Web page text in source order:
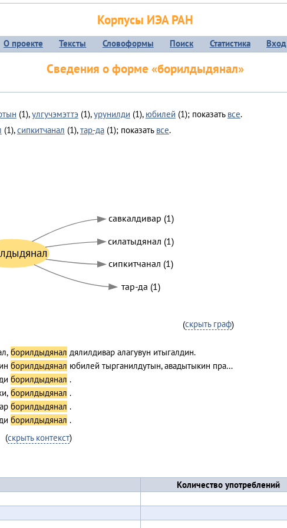
Корпусы ИЭА РАН
О проекте Тексты Словоформы Поиск Статистика Вход
Сведения о форме «борилдыдянал»
(1),улгучэмэттэ(1),урунилди (1), юбилей (1); показать все.
(1),сипкитчанал (1),тар-да(1); показать все.
савкалдивар (1)
силатыдянал (1)
сипкитчанал (1)
тар-да (1)
(скрыть граф)
борилдыдянал дялилдивар алагувун итыгалдин.
борилдыдянал юбилей тырганилдутын, авадытыкин пра…
борилдыдянал .
борилдыдянал .
борилдыдянал .
борилдыдянал .
(скрыть контекст)
Количество употреблений